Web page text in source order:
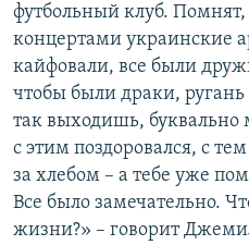
футбольный клуб.
концертами украинские
кайфовали, все были
чтобы были драки,
так выходишь, буквально
с этим поздоровался, с
за хлебом – а тебе уже
Все было замечательно.
жизни?» – говорит